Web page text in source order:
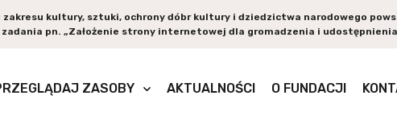
zakresu kultury, sztuki, ochrony dóbr kultury i dziedzictwa narodowego
zadania pn. „Założenie strony internetowej dla gromadzenia i
ZASOBY AKTUALNOŚCI O FUNDACJI